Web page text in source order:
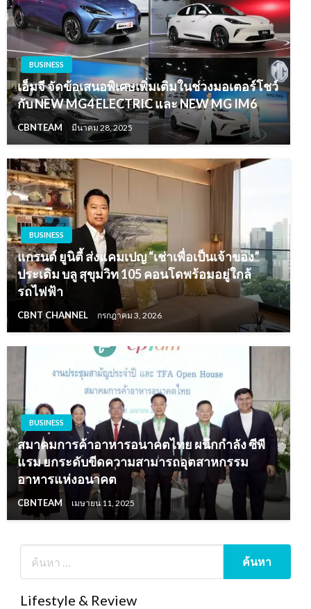
BUSINESS
เอ็มจี จัดข้อเสนอพิเศษเพิ่มเติมในช่วงมอเตอร์โชว์
กับ NEW MG4 ELECTRIC และ NEW MG IM6
CBNTEAM มีนาคม 28, 2025
BUSINESS
แกรนด์ ยูนิตี้ ส่งแคมเปญ “เช่าเพื่อเป็นเจ้าของ”
ประเดิม บลู สุขุมวิท 105 คอนโดพร้อมอยู่ใกล้
รถไฟฟ้า
CBNT CHANNEL กรกฎาคม 3, 2026
BUSINESS
สมาคมการค้าอาหารอนาคตไทย ผนึกกำลัง ซีพี
แรม ยกระดับขีดความสามารถอุตสาหกรรม
อาหารแห่งอนาคต
CBNTEAM เมษายน 11, 2025
Lifestyle & Review